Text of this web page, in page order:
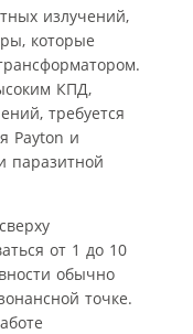
излучений,
которые
КПД,
требуется
Payton и
паразитной
от 1 до 10
обычно
точке.